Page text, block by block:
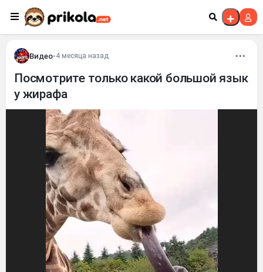
Перейти к контенту
Видео•4 месяца назад
Посмотрите только какой большой язык
у жирафа